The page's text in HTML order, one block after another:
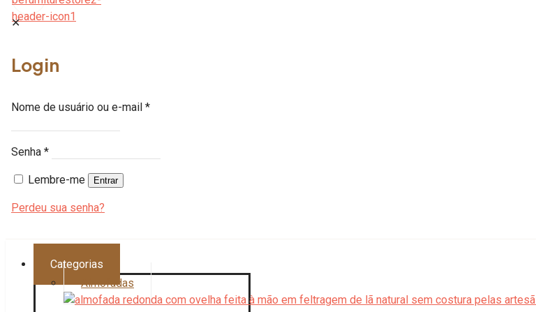
✕
Login
Nome de usuário ou e-mail *
Senha *
Lembre-me Entrar
Perdeu sua senha?
Categorias
Almofadas